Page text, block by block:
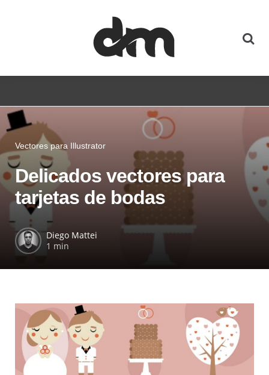
Vectores para Illustrator
Delicados vectores para
tarjetas de bodas
Diego Mattei
1 min